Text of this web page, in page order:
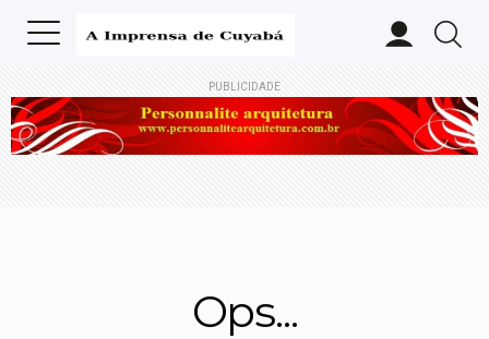
PUBLICIDADE
Ops...